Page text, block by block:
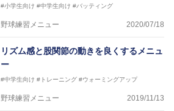
#小学生向け #中学生向け #バッティング
野球練習メニュー 2020/07/18
リズム感と股関節の動きを良くするメニュ
ー
#中学生向け #トレーニング #ウォーミングアップ
野球練習メニュー 2019/11/13